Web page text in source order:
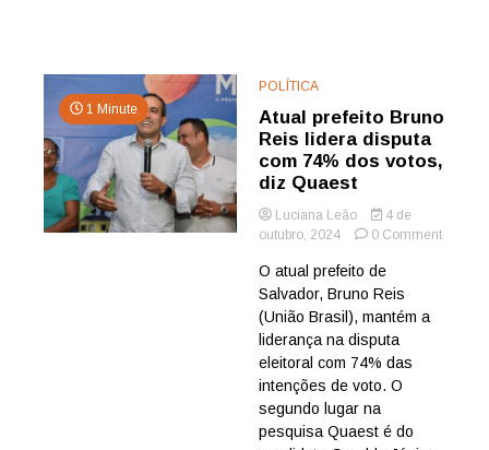
1 Minute
POLÍTICA
Atual prefeito Bruno
Reis lidera disputa
com 74% dos votos,
diz Quaest
Luciana Leão
4 de
outubro, 2024
0 Commenton
O atual prefeito de
Salvador, Bruno Reis
(União Brasil), mantém a
liderança na disputa
eleitoral com 74% das
intenções de voto. O
segundo lugar na
pesquisa Quaest é do